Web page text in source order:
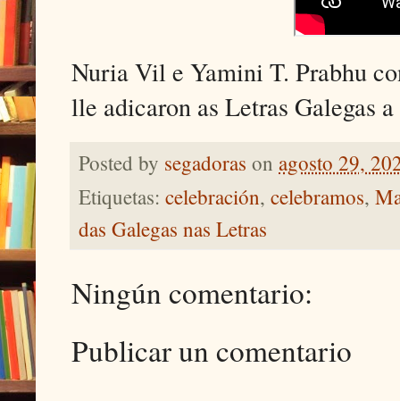
Nuria Vil e Yamini T. Prabhu
lle adicaron as Letras Galegas
Posted by segadoras on agosto 29,
Etiquetas: celebración, celebramos,
das Galegas nas Letras
Ningún comentario:
Publicar un comentario